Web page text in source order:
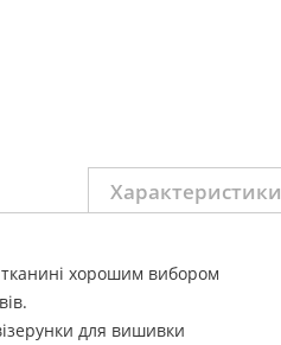
Характеристики
хорошим вибором
для вишивки